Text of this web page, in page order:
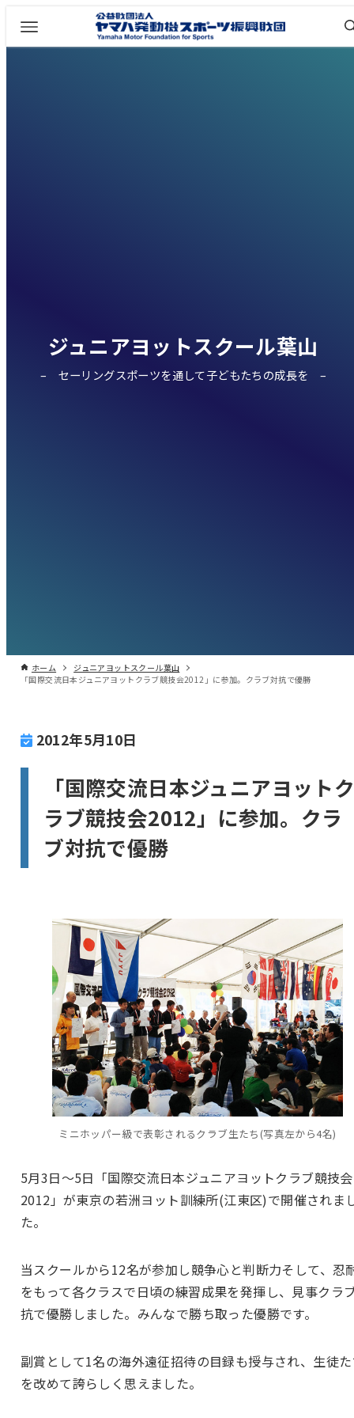
ジュニアヨットスクール葉山
セーリングスポーツを通して子どもたちの成長を
ホーム
ジュニアヨットスクール葉山
「国際交流日本ジュニアヨットクラブ競技会2012」に参加。クラブ対抗で優勝
2012年5月10日
「国際交流日本ジュニアヨット
ラブ競技会2012」に参加。クラ
ブ対抗で優勝
ミニホッパー級で表彰されるクラブ生たち(写真左から4名)
5月3日〜5日「国際交流日本ジュニアヨットクラブ競技会
2012」が東京の若洲ヨット訓練所(江東区)で開催されま
た。
当スクールから12名が参加し競争心と判断力そして、忍
をもって各クラスで日頃の練習成果を発揮し、見事クラ
抗で優勝しました。みんなで勝ち取った優勝です。
副賞として1名の海外遠征招待の目録も授与され、生徒
を改めて誇らしく思えました。